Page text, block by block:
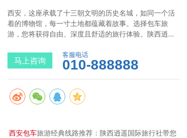
西安，这座承载了十三朝文明的历史名城，如同一个活
着的博物馆，每一寸土地都蕴藏着故事。选择包车旅
游，您将获得自由、深度且舒适的旅行体验。陕西逍遥
条经典包车线路，让您轻松畅游古城，感受华夏文明的
璀璨光芒。
马上咨询
客服电话
010-888888
西安包车旅游经典线路推荐：陕西逍遥国际旅行社带您